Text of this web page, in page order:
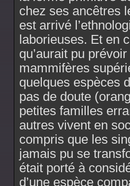
chez ses ancêtres
est arrivé
laborieuses. Et en
qu’aurait pu
mammifères
quelques espèces
pas de doute
petites familles
autres vivent en
compris que les
jamais pu se
était porté à
d’une espèce